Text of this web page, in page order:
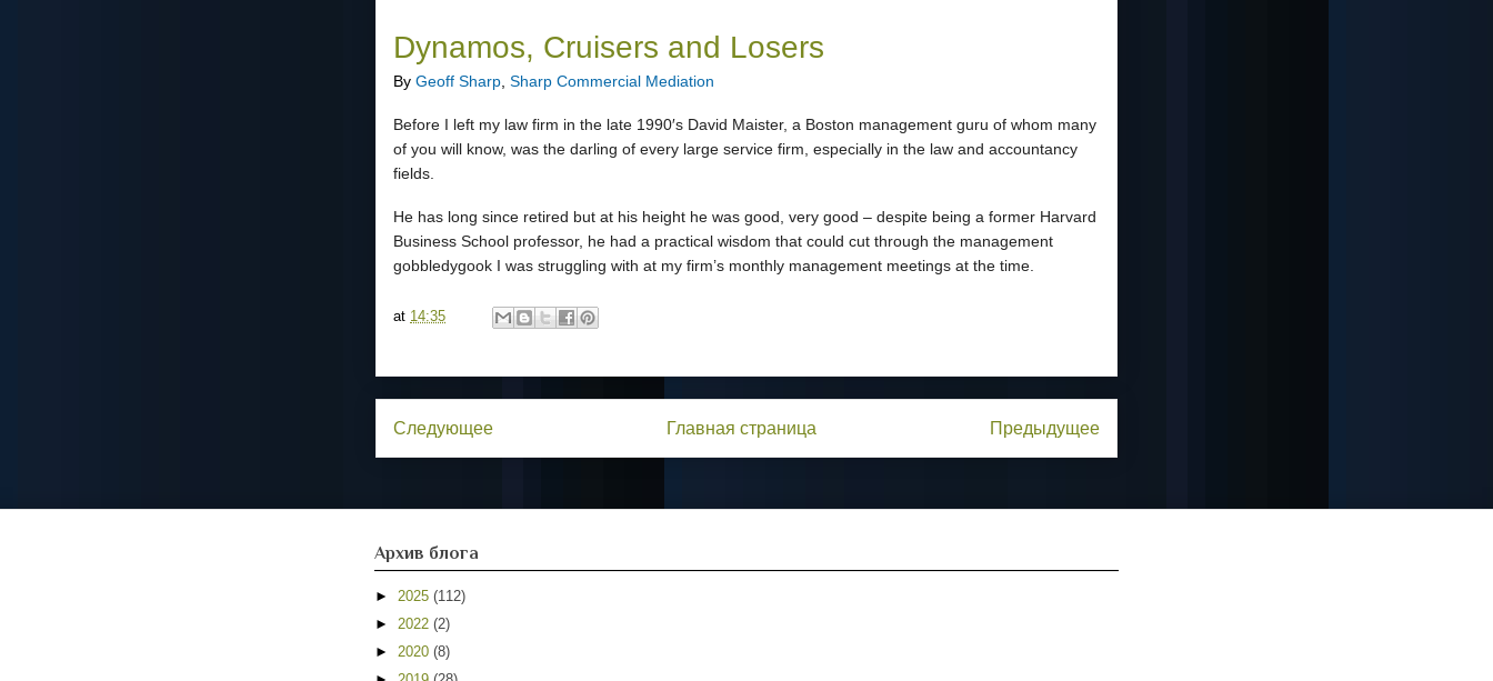
Dynamos, Cruisers and Losers
By Geoff Sharp Sharp Commercial Mediation
Before I left my law firm in the late 1990′s David Maister, a Boston management guru of whom many
of you will know, was the darling of every large service firm, especially in the law and accountancy
fields.
He has long since retired but at his height he was good, very good – despite being a former Harvard
Business School professor, he had a practical wisdom that could cut through the management
gobbledygook I was struggling with at my firm’s monthly management meetings at the time.
at 14:35
Следующее Предыдущее
Главная страница
Архив блога
► 2025 (112)
► 2022 (2)
► 2020 (8)